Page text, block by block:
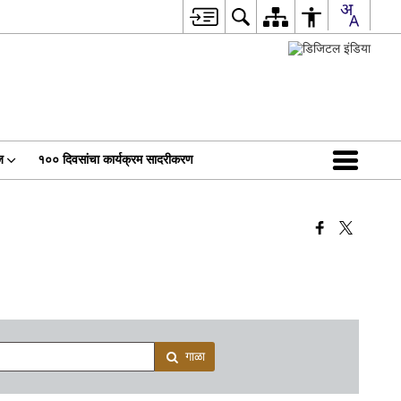
१०० दिवसांचा कार्यक्रम सादरीकरण
गाळा